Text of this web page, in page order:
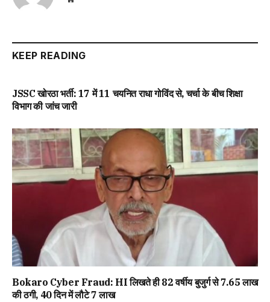
KEEP READING
JSSC खोरठा भर्ती: 17 में 11 चयनित राधा गोविंद से, चर्चा के बीच शिक्षा
विभाग की जांच जारी
Bokaro Cyber Fraud: HI लिखते ही 82 वर्षीय बुजुर्ग से ₹7.65 लाख
की ठगी, 40 दिन में लौटे ₹7 लाख